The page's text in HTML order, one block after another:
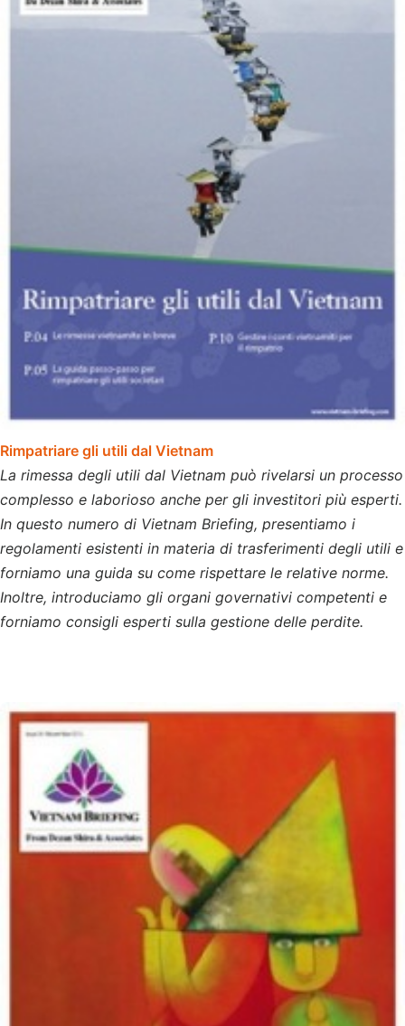
Rimpatriare gli utili dal Vietnam
La rimessa degli utili dal Vietnam può rivelarsi un processo
complesso e laborioso anche per gli investitori più esperti.
In questo numero di Vietnam Briefing, presentiamo i
regolamenti esistenti in materia di trasferimenti degli utili e
forniamo una guida su come rispettare le relative norme.
Inoltre, introduciamo gli organi governativi competenti e
forniamo consigli esperti sulla gestione delle perdite.